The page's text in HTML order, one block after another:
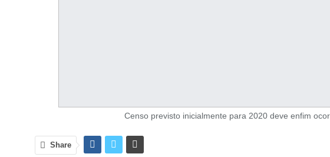
Censo previsto inicialmente para 2020 deve enfim
Share